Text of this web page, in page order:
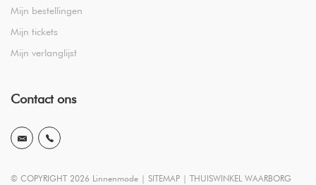
Mijn bestellingen
Mijn tickets
Mijn verlanglijst
Contact ons
© COPYRIGHT 2026 Linnenmode | SITEMAP | THUISWINKEL WAARBORG